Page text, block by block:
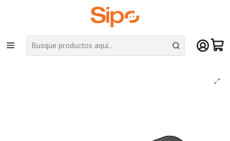
¡Compra hasta mediodía y recibe hoy! De lunes a sábado en el gran
Santiago. Envío gratis desde $29.990
Inicio Monitores Adaptadores de vídeo
HUB Unitek 6 en 1 para Surface Pro (HDMI, Mini DPort, USB 3.1, MicroSD)